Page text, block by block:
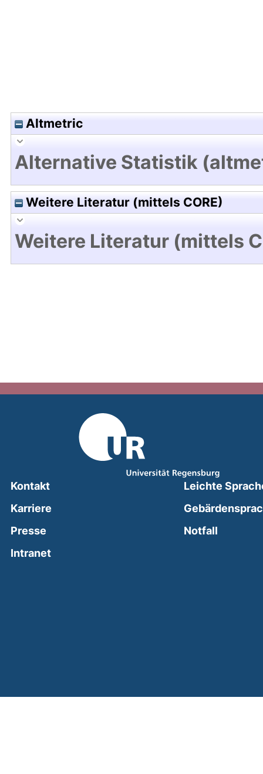
Altmetric
Alternative Statistik
Weitere Literatur (mittels CORE)
Weitere Literatur (mittels
Kontakt
Karriere
Presse
Intranet(external link, opens in a new window)
Leichte
Notfall